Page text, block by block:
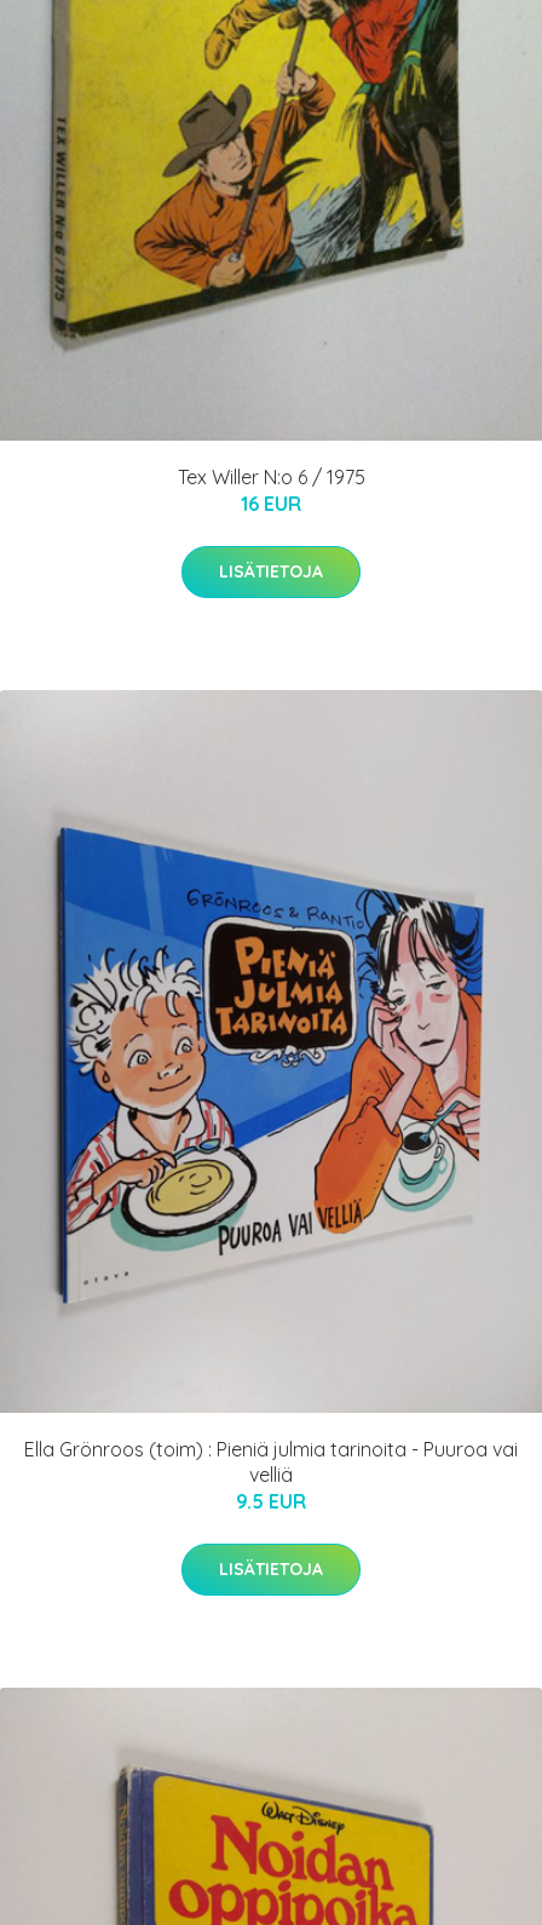
Tex Willer N:o 6 / 1975
16 EUR
LISÄTIETOJA
Ella Grönroos (toim) : Pieniä julmia tarinoita - Puuroa vai
velliä
9.5 EUR
LISÄTIETOJA